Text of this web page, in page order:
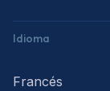
Idioma
Francés